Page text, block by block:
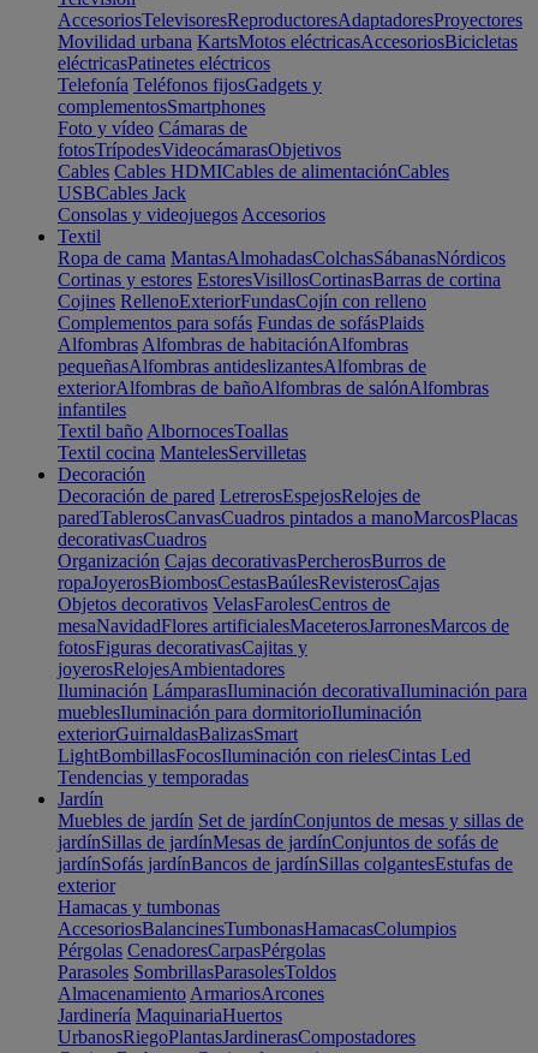
AccesoriosTelevisoresReproductoresAdaptadoresProyectores
Movilidad urbana KartsMotos eléctricasAccesoriosBicicletas
eléctricasPatinetes eléctricos
Telefonía Teléfonos fijosGadgets y
complementosSmartphones
Foto y vídeo Cámaras de
fotosTrípodesVideocámarasObjetivos
Cables Cables HDMICables de alimentaciónCables
USBCables Jack
Consolas y videojuegos Accesorios
Textil
Ropa de cama MantasAlmohadasColchasSábanasNórdicos
Cortinas y estores EstoresVisillosCortinasBarras de cortina
Cojines RellenoExteriorFundasCojín con relleno
Complementos para sofás Fundas de sofásPlaids
Alfombras Alfombras de habitaciónAlfombras
pequeñasAlfombras antideslizantesAlfombras de
exteriorAlfombras de bañoAlfombras de salónAlfombras
infantiles
Textil baño AlbornocesToallas
Textil cocina MantelesServilletas
Decoración
Decoración de pared LetrerosEspejosRelojes de
paredTablerosCanvasCuadros pintados a manoMarcosPlacas
decorativasCuadros
Organización Cajas decorativasPercherosBurros de
ropaJoyerosBiombosCestasBaúlesRevisterosCajas
Objetos decorativos VelasFarolesCentros de
mesaNavidadFlores artificialesMaceterosJarronesMarcos de
fotosFiguras decorativasCajitas y
joyerosRelojesAmbientadores
Iluminación LámparasIluminación decorativaIluminación para
mueblesIluminación para dormitorioIluminación
exteriorGuirnaldasBalizasSmart
LightBombillasFocosIluminación con rielesCintas Led
Tendencias y temporadas
Jardín
Muebles de jardín Set de jardínConjuntos de mesas y sillas de
jardínSillas de jardínMesas de jardínConjuntos de sofás de
jardínSofás jardínBancos de jardínSillas colgantesEstufas de
exterior
Hamacas y tumbonas
AccesoriosBalancinesTumbonasHamacasColumpios
Pérgolas CenadoresCarpasPérgolas
Parasoles SombrillasParasolesToldos
Almacenamiento ArmariosArcones
Jardinería MaquinariaHuertos
UrbanosRiegoPlantasJardinerasCompostadores